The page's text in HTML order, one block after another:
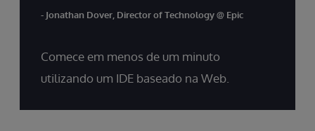
- Jonathan Dover, Director of Technology @ Epic
Comece em menos de um minuto
utilizando um IDE baseado na Web.